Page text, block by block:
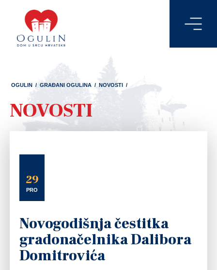
OGULIN / GRAĐANI OGULINA / NOVOSTI /
NOVOSTI
29
PRO
Novogodišnja čestitka
gradonačelnika Dalibora
Domitrovića